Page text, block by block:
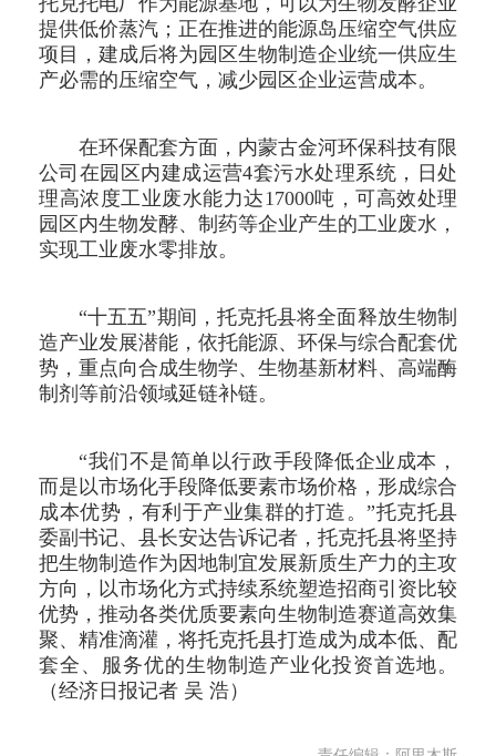
提供低价蒸汽；正在推进的能源岛压缩空气供应
项目，建成后将为园区生物制造企业统一供应生
产必需的压缩空气，减少园区企业运营成本。
在环保配套方面，内蒙古金河环保科技有限
公司在园区内建成运营4套污水处理系统，日处
理高浓度工业废水能力达17000吨，可高效处理
园区内生物发酵、制药等企业产生的工业废水，
实现工业废水零排放。
“十五五”期间，托克托县将全面释放生物制
造产业发展潜能，依托能源、环保与综合配套优
势，重点向合成生物学、生物基新材料、高端酶
制剂等前沿领域延链补链。
“我们不是简单以行政手段降低企业成本，
而是以市场化手段降低要素市场价格，形成综合
成本优势，有利于产业集群的打造。”托克托县
委副书记、县长安达告诉记者，托克托县将坚持
把生物制造作为因地制宜发展新质生产力的主攻
方向，以市场化方式持续系统塑造招商引资比较
优势，推动各类优质要素向生物制造赛道高效集
聚、精准滴灌，将托克托县打造成为成本低、配
套全、服务优的生物制造产业化投资首选地。
（经济日报记者 吴 浩）